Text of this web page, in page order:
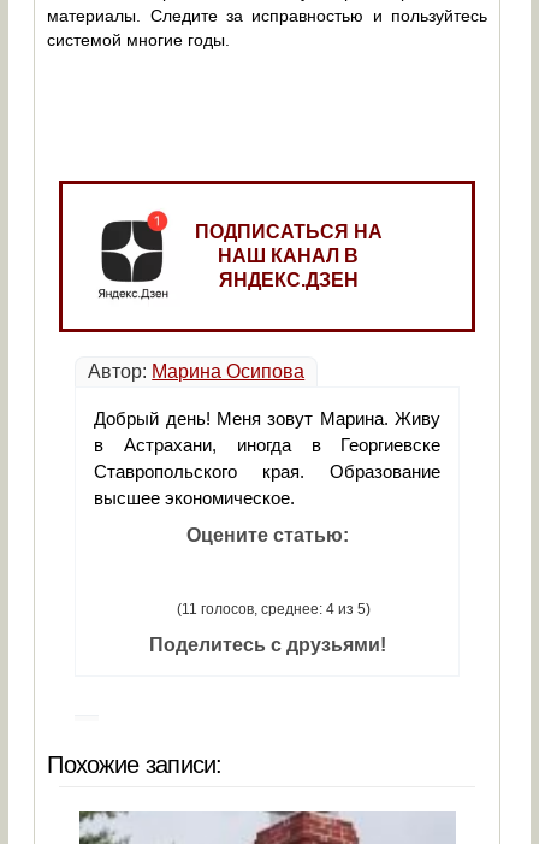
материалы. Следите за исправностью и пользуйтесь
системой многие годы.
ПОДПИСАТЬСЯ НА
НАШ КАНАЛ В
ЯНДЕКС.ДЗЕН
Автор: Марина Осипова
Добрый день! Меня зовут Марина. Живу
в Астрахани, иногда в Георгиевске
Ставропольского края. Образование
высшее экономическое.
Оцените статью:
(11 голосов, среднее: 4 из 5)
Поделитесь с друзьями!
Похожие записи: